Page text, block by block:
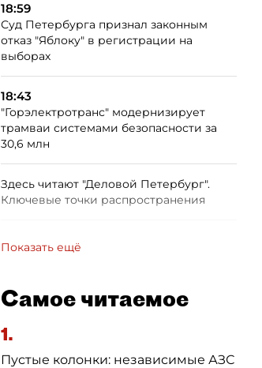
18:59
Суд Петербурга признал законным
отказ "Яблоку" в регистрации на
выборах
18:43
"Горэлектротранс" модернизирует
трамваи системами безопасности за
30,6 млн
Здесь читают "Деловой Петербург".
Ключевые точки распространения
Показать ещё
Самое читаемое
1.
Пустые колонки: независимые АЗС